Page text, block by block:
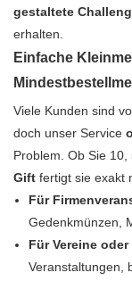
gestaltete
erhalten.
Einfache
Viele Kunden sind
doch unser Service
Problem. Ob Sie
Gift fertigt sie exakt
Für
Gedenkmünzen,
Für Vereine
Veranstaltungen,